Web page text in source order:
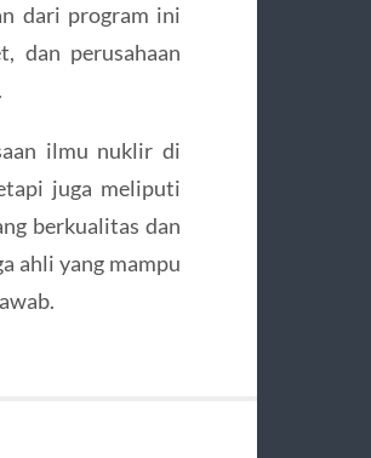
dari program ini
dan perusahaan
ilmu nuklir di
juga meliputi
berkualitas dan
ahli yang mampu